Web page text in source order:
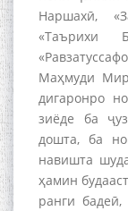
Наршахӣ,
«Таърихи
Маҳмуди
дигаронро
зиёде ба
дошта, ба
навишта
ҳамин
ранги бадеӣ,